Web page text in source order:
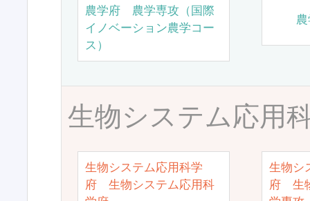
農学府 農学専攻（国際
イノベーション農学コー
ス）
生物システム応用
生物システム応用科学
府 生物システム応用科
生物シ
府 生